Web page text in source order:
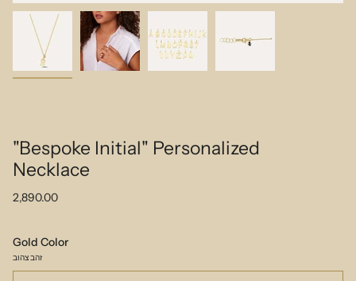
"Bespoke Initial" Personalized
Necklace
2,890.00
Gold Color
זהב צהוב